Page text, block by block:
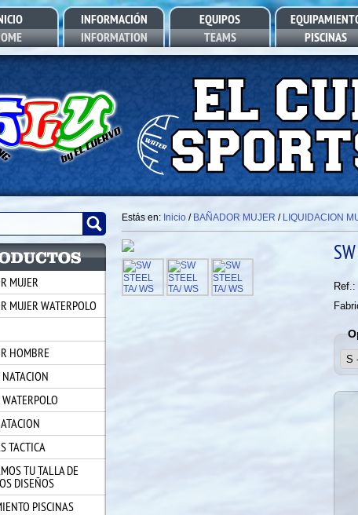
INFORMACIÓN
INFORMATION
EQUIPOS
TEAMS
PISCINAS
POOL
MUJER
MUJER WATERPOLO
HOMBRE
TACTICA
TU TALLA DE
DISEÑOS
PISCINAS
Estás en: Inicio / BAÑADOR MUJER / LIQUIDACION
Ref.: